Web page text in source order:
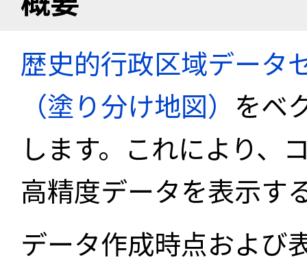
歴史的行政区域データ
（塗り分け地図） をベ
します。これにより、
高精度データを表示す
データ作成時点および